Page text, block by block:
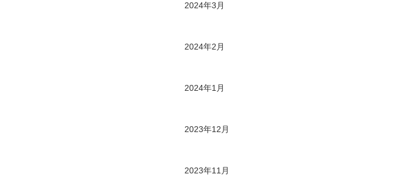
2024年3月
2024年2月
2024年1月
2023年12月
2023年11月